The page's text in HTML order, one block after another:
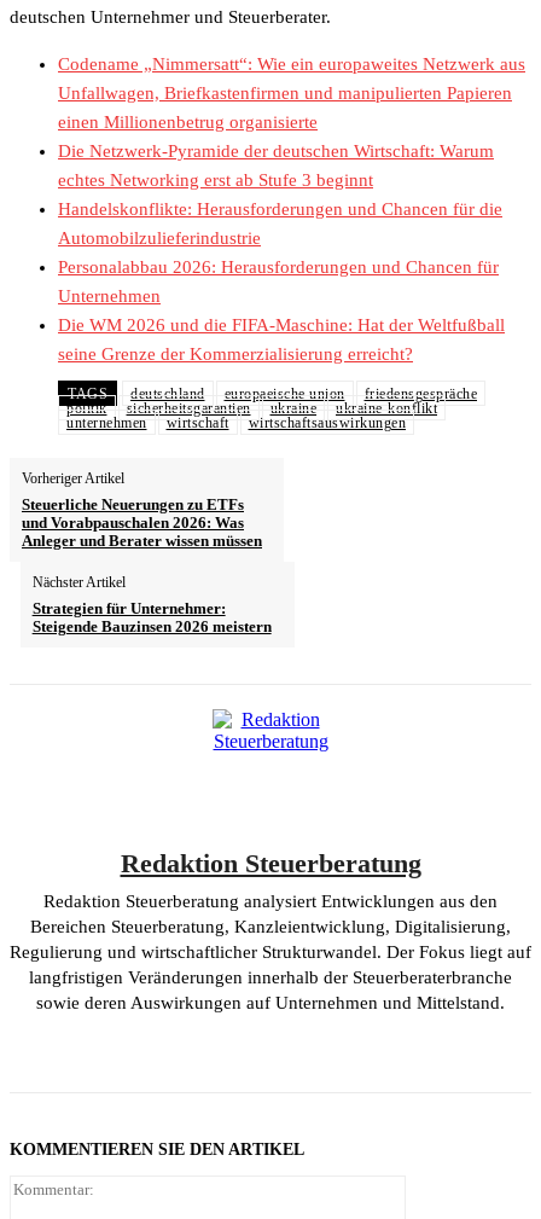
deutschen Unternehmer und Steuerberater.
Codename „Nimmersatt“: Wie ein europaweites Netzwerk aus
Unfallwagen, Briefkastenfirmen und manipulierten Papieren
einen Millionenbetrug organisierte
Die Netzwerk-Pyramide der deutschen Wirtschaft: Warum
echtes Networking erst ab Stufe 3 beginnt
Handelskonflikte: Herausforderungen und Chancen für die
Automobilzulieferindustrie
Personalabbau 2026: Herausforderungen und Chancen für
Unternehmen
Die WM 2026 und die FIFA-Maschine: Hat der Weltfußball
seine Grenze der Kommerzialisierung erreicht?
TAGS deutschland europaeische union
friedensgespräche
politik
sicherheitsgarantien ukraine
ukraine-konflikt
unternehmen
wirtschaft wirtschaftsauswirkungen
Vorheriger Artikel
Steuerliche Neuerungen zu ETFs
und Vorabpauschalen 2026: Was
Anleger und Berater wissen müssen
Nächster Artikel
Strategien für Unternehmer:
Steigende Bauzinsen 2026 meistern
Redaktion Steuerberatung
Redaktion Steuerberatung analysiert Entwicklungen aus den
Bereichen Steuerberatung, Kanzleientwicklung, Digitalisierung,
Regulierung und wirtschaftlicher Strukturwandel. Der Fokus liegt auf
langfristigen Veränderungen innerhalb der Steuerberaterbranche
sowie deren Auswirkungen auf Unternehmen und Mittelstand.
KOMMENTIEREN SIE DEN ARTIKEL